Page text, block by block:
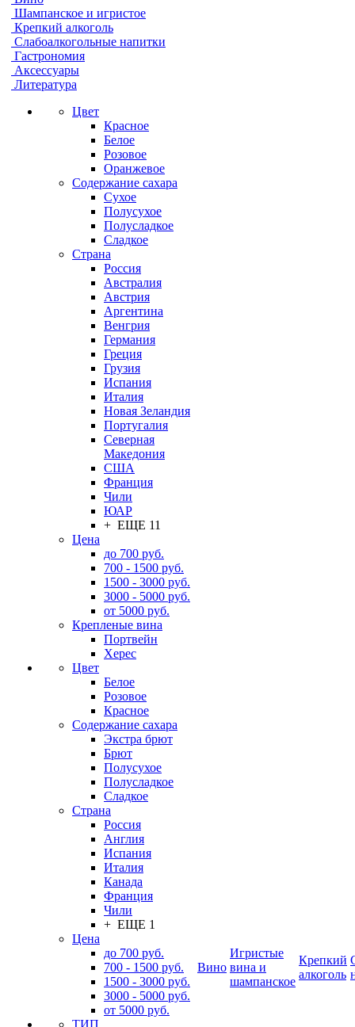
Шампанское и игристое
Крепкий алкоголь
Слабоалкогольные напитки
Гастрономия
Аксессуары
Литература
Цвет
Красное
Белое
Розовое
Оранжевое
Содержание сахара
Сухое
Полусухое
Полусладкое
Сладкое
Страна
Россия
Австралия
Австрия
Аргентина
Венгрия
Германия
Греция
Грузия
Испания
Италия
Новая Зеландия
Португалия
Северная
Македония
США
Франция
Чили
ЮАР
+ ЕЩЕ 11
Цена
до 700 руб.
700 - 1500 руб.
1500 - 3000 руб.
3000 - 5000 руб.
от 5000 руб.
Крепленые вина
Портвейн
Херес
Цвет
Белое
Розовое
Красное
Содержание сахара
Экстра брют
Брют
Полусухое
Полусладкое
Сладкое
Страна
Россия
Англия
Испания
Италия
Канада
Франция
Чили
+ ЕЩЕ 1
Цена
до 700 руб.
700 - 1500 руб.
1500 - 3000 руб.
3000 - 5000 руб.
от 5000 руб.
ТИП
Вино
Игристые
вина и
шампанское
Крепкий
алкоголь